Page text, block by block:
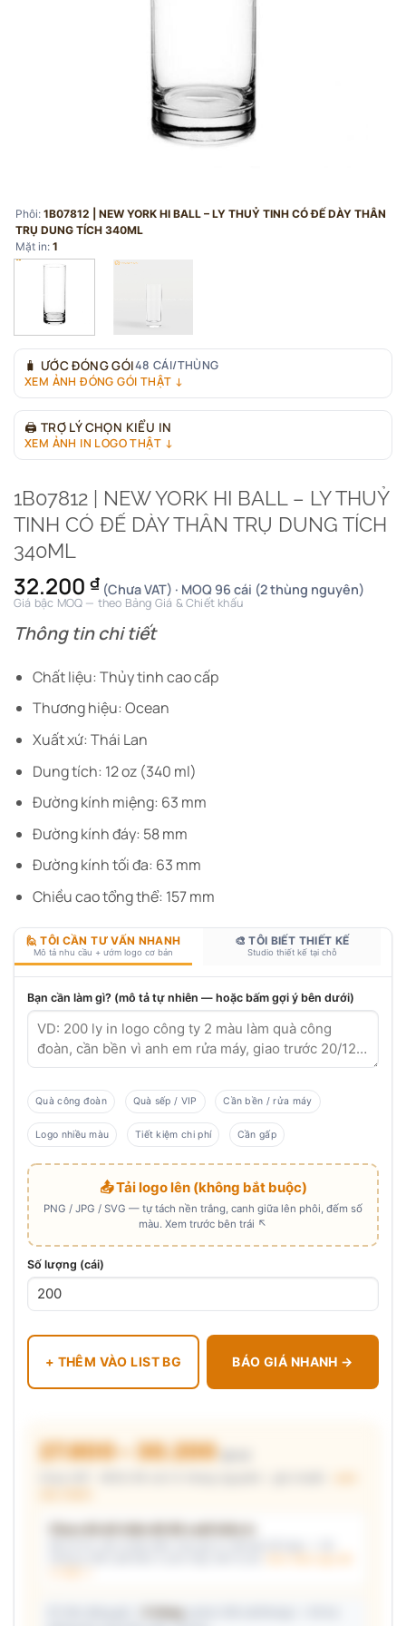
Phôi: 1B07812 | NEW YORK HI BALL – LY THUỶ TINH CÓ ĐẾ DÀY THÂN
TRỤ DUNG TÍCH 340ML
Mặt in: 1
🧳 ƯỚC ĐÓNG GÓI48 CÁI/THÙNG
XEM ẢNH ĐÓNG GÓI THẬT ↓
🖨 TRỢ LÝ CHỌN KIỂU IN
XEM ẢNH IN LOGO THẬT ↓
1B07812 | NEW YORK HI BALL – LY THUỶ
TINH CÓ ĐẾ DÀY THÂN TRỤ DUNG TÍCH
340ML
32.200 ₫ (Chưa VAT) · MOQ 96 cái (2 thùng nguyên)
Giá bậc MOQ — theo Bảng Giá & Chiết khấu
Thông tin chi tiết
Chất liệu: Thủy tinh cao cấp
Thương hiệu: Ocean
Xuất xứ: Thái Lan
Dung tích: 12 oz (340 ml)
Đường kính miệng: 63 mm
Đường kính đáy: 58 mm
Đường kính tối đa: 63 mm
Chiều cao tổng thể: 157 mm
🙋 TÔI CẦN TƯ VẤN NHANH
Mô tả nhu cầu + ướm logo cơ bản
🎨 TÔI BIẾT THIẾT KẾ
Studio thiết kế tại chỗ
Bạn cần làm gì? (mô tả tự nhiên — hoặc bấm gợi ý bên dưới)
Quà công đoàn Quà sếp / VIP Cần bền / rửa máy
Logo nhiều màu Tiết kiệm chi phí Cần gấp
📤 Tải logo lên (không bắt buộc)
PNG / JPG / SVG — tự tách nền trắng, canh giữa lên phôi, đếm số
màu. Xem trước bên trái ↖
Số lượng (cái)
+ THÊM VÀO LIST BG BÁO GIÁ NHANH →
27.800 – 30.200